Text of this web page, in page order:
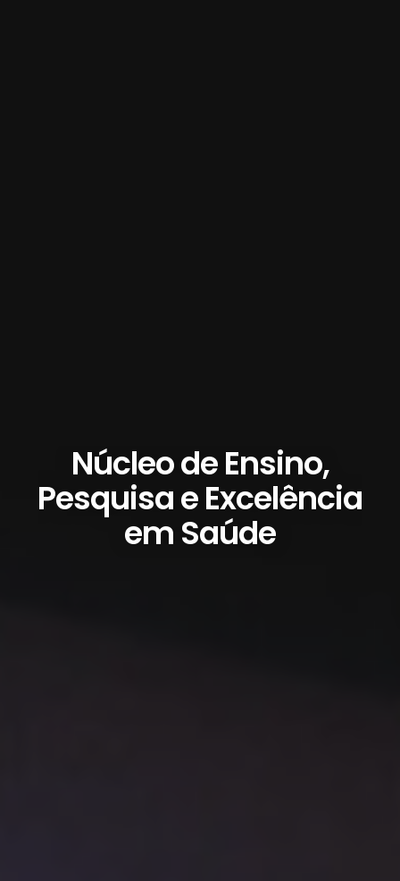
Núcleo de Ensino,
Pesquisa e Excelência
em Saúde